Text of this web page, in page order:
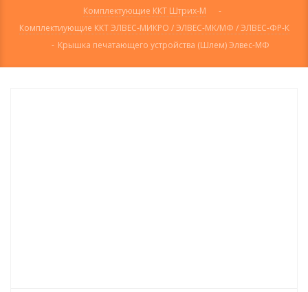
Комплектующие ККТ Штрих-М
-
Комплектиующие ККТ ЭЛВЕС-МИКРО / ЭЛВЕС-МК/МФ / ЭЛВЕС-ФР-К
- Крышка печатающего устройства (Шлем) Элвес-МФ